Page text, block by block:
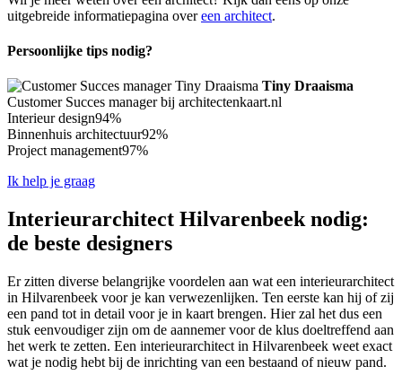
uitgebreide informatiepagina overeen architect.
Persoonlijke tips nodig?
Tiny Draaisma
Customer Succes manager bij architectenkaart.nl
Interieur design94%
Binnenhuis architectuur92%
Project management97%
Ik help je graag
Interieurarchitect Hilvarenbeek nodig:
de beste designers
Er zitten diverse belangrijke voordelen aan wat een interieurarchitect
in Hilvarenbeek voor je kan verwezenlijken. Ten eerste kan hij of zij
een pand tot in detail voor je in kaart brengen. Hier zal het dus een
stuk eenvoudiger zijn om de aannemer voor de klus doeltreffend aan
het werk te zetten. Een interieurarchitect in Hilvarenbeek weet exact
wat je nodig hebt bij de inrichting van een bestaand of nieuw pand.